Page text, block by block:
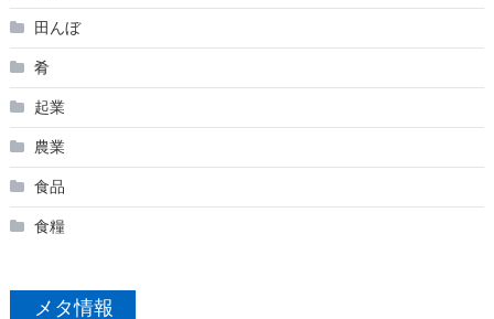
田んぼ
肴
起業
農業
食品
食糧
メタ情報